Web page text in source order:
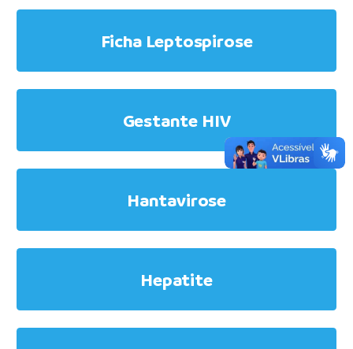
Ficha Leptospirose
Gestante HIV
Hantavirose
Hepatite